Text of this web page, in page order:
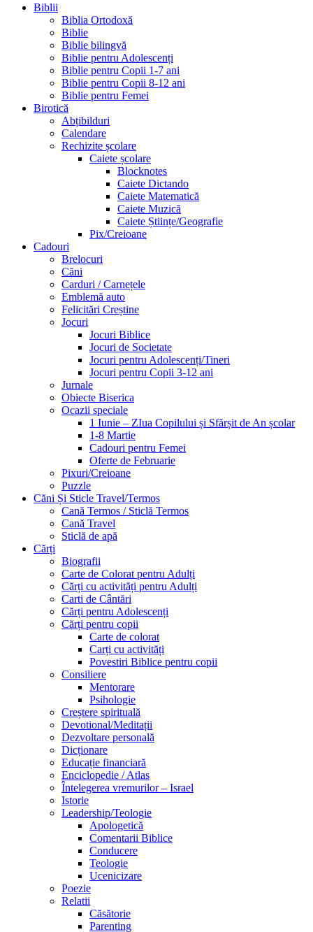
Biblii
Biblia Ortodoxă
Biblie
Biblie bilingvă
Biblie pentru Adolescenți
Biblie pentru Copii 1-7 ani
Biblie pentru Copii 8-12 ani
Biblie pentru Femei
Birotică
Abțibilduri
Calendare
Rechizite școlare
Caiete școlare
Blocknotes
Caiete Dictando
Caiete Matematică
Caiete Muzică
Caiete Științe/Geografie
Pix/Creioane
Cadouri
Brelocuri
Căni
Carduri / Carnețele
Emblemă auto
Felicitări Creștine
Jocuri
Jocuri Biblice
Jocuri de Societate
Jocuri pentru Adolescenți/Tineri
Jocuri pentru Copii 3-12 ani
Jurnale
Obiecte Biserica
Ocazii speciale
1 Iunie – ZIua Copilului și Sfărșit de An școlar
1-8 Martie
Cadouri pentru Femei
Oferte de Februarie
Pixuri/Creioane
Puzzle
Căni Și Sticle Travel/Termos
Cană Termos / Sticlă Termos
Cană Travel
Sticlă de apă
Cărți
Biografii
Carte de Colorat pentru Adulți
Cărți cu activități pentru Adulți
Carti de Cântări
Cărți pentru Adolescenți
Cărți pentru copii
Carte de colorat
Carți cu activități
Povestiri Biblice pentru copii
Consiliere
Mentorare
Psihologie
Creștere spirituală
Devotional/Meditații
Dezvoltare personală
Dicționare
Educație financiară
Enciclopedie / Atlas
Întelegerea vremurilor – Israel
Istorie
Leadership/Teologie
Apologetică
Comentarii Biblice
Conducere
Teologie
Ucenicizare
Poezie
Relatii
Căsătorie
Parenting